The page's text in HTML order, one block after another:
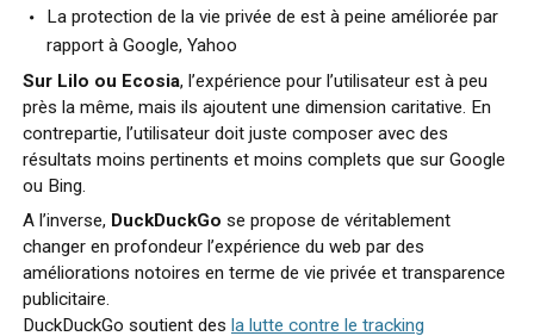
La protection de la vie privée de est à peine améliorée par
rapport à Google, Yahoo
Sur Lilo ou Ecosia, l’expérience pour l’utilisateur est à peu
près la même, mais ils ajoutent une dimension caritative. En
contrepartie, l’utilisateur doit juste composer avec des
résultats moins pertinents et moins complets que sur Google
ou Bing.
A l’inverse, DuckDuckGo se propose de véritablement
changer en profondeur l’expérience du web par des
améliorations notoires en terme de vie privée et transparence
publicitaire.
DuckDuckGo soutient des la lutte contre le tracking